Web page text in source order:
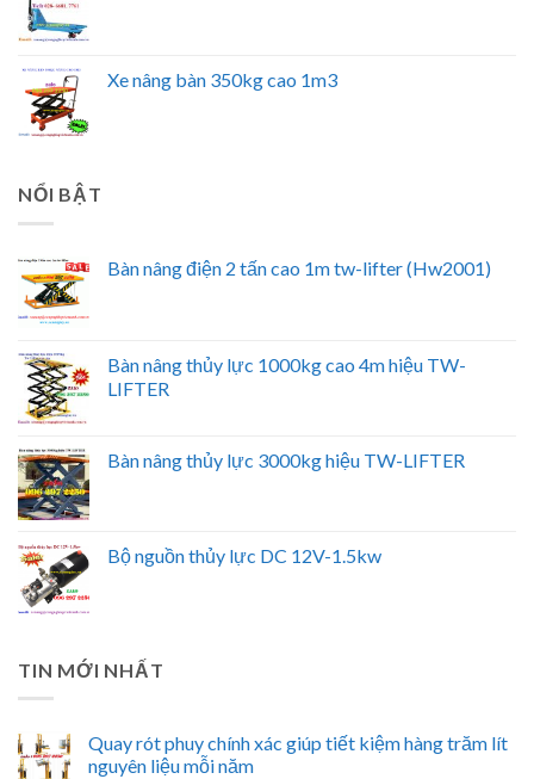
Xe nâng bàn 350kg cao 1m3
NỔI BẬT
Bàn nâng điện 2 tấn cao 1m tw-lifter (Hw2001)
Bàn nâng thủy lực 1000kg cao 4m hiệu TW-
LIFTER
Bàn nâng thủy lực 3000kg hiệu TW-LIFTER
Bộ nguồn thủy lực DC 12V-1.5kw
TIN MỚI NHẤT
Quay rót phuy chính xác giúp tiết kiệm hàng trăm lít
nguyên liệu mỗi năm